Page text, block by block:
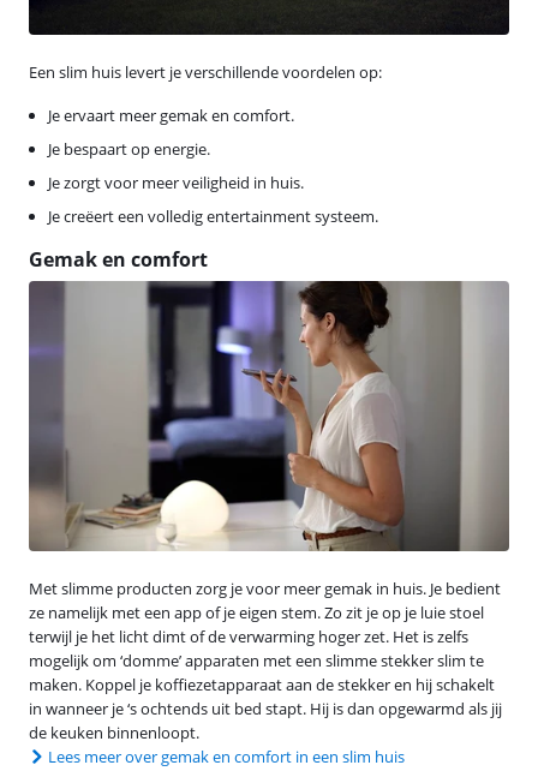
Een slim huis levert je verschillende voordelen op:
Je ervaart meer gemak en comfort.
Je bespaart op energie.
Je zorgt voor meer veiligheid in huis.
Je creëert een volledig entertainment systeem.
Gemak en comfort
Met slimme producten zorg je voor meer gemak in huis. Je bedient
ze namelijk met een app of je eigen stem. Zo zit je op je luie stoel
terwijl je het licht dimt of de verwarming hoger zet. Het is zelfs
mogelijk om ‘domme’ apparaten met een slimme stekker slim te
maken. Koppel je koffiezetapparaat aan de stekker en hij schakelt
in wanneer je ‘s ochtends uit bed stapt. Hij is dan opgewarmd als jij
de keuken binnenloopt.
Lees meer over gemak en comfort in een slim huis